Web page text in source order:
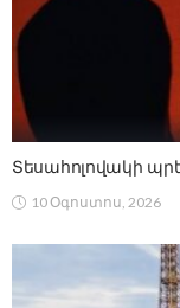
Տեսահոլովակի
10 Օգոստոս, 2026